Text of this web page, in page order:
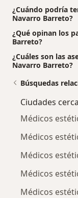
¿Cuándo podría
Navarro Barreto?
¿Qué opinan los
Barreto?
¿Cuáles son las
Navarro Barreto?
Búsquedas
Ciudades
Médicos
Médicos
Médicos
Médicos
Médicos